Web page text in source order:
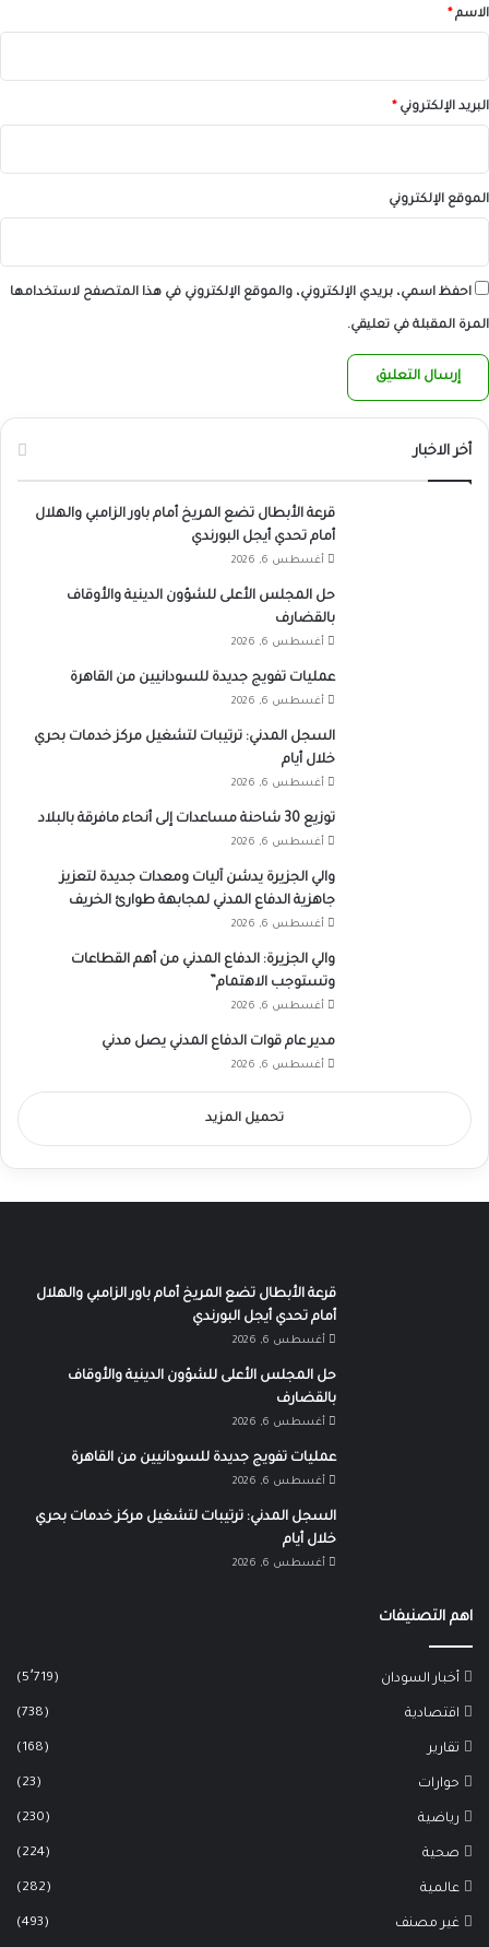
*الاسم *
البريد الإلكتروني *
الموقع الإلكتروني
احفظ اسمي، بريدي الإلكتروني، والموقع الإلكتروني في هذا المتصفح لاستخدامها
المرة المقبلة في تعليقي.
أخر الاخبار
قرعة الأبطال تضع المريخ أمام باور الزامبي والهلال
أمام تحدي أيجل البورندي
أغسطس 6, 2026
حل المجلس الأعلى للشؤون الدينية والأوقاف
بالقضارف
أغسطس 6, 2026
عمليات تفويج جديدة للسودانيين من القاهرة
أغسطس 6, 2026
السجل المدني: ترتيبات لتشغيل مركز خدمات بحري
خلال أيام
أغسطس 6, 2026
توزيع 30 شاحنة مساعدات إلى أنحاء مافرقة بالبلاد
أغسطس 6, 2026
والي الجزيرة يدشن آليات ومعدات جديدة لتعزيز
جاهزية الدفاع المدني لمجابهة طوارئ الخريف
أغسطس 6, 2026
والي الجزيرة: الدفاع المدني من أهم القطاعات
وتستوجب الاهتمام”
أغسطس 6, 2026
مدير عام قوات الدفاع المدني يصل مدني
أغسطس 6, 2026
تحميل المزيد
قرعة الأبطال تضع المريخ أمام باور الزامبي والهلال
أمام تحدي أيجل البورندي
أغسطس 6, 2026
حل المجلس الأعلى للشؤون الدينية والأوقاف
بالقضارف
أغسطس 6, 2026
عمليات تفويج جديدة للسودانيين من القاهرة
أغسطس 6, 2026
السجل المدني: ترتيبات لتشغيل مركز خدمات بحري
خلال أيام
أغسطس 6, 2026
اهم التصنيفات
أخبار السودان (5٬719)
اقتصادية (738)
تقارير (168)
حوارات (23)
رياضية (230)
صحية (224)
عالمية (282)
غير مصنف (493)